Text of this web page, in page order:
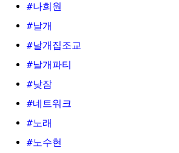
#나희원
#날개
#날개집조교
#날개파티
#낮잠
#네트워크
#노래
#노수현